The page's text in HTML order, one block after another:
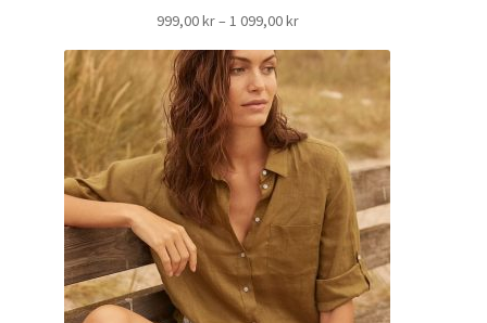
999,00kr– 1 099,00krPrisintervall:
1
099,00 kr